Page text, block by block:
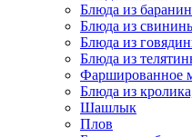
Блюда из
Блюда из
Блюда из
Блюда из
Фаршированное
Блюда из
Шашлык
Плов